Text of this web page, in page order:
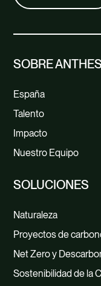
SOBRE
España
Talento
Impacto
Nuestro Equipo
SOLUCIONES
Naturaleza
Proyectos de
Net Zero y
Sostenibilidad de la